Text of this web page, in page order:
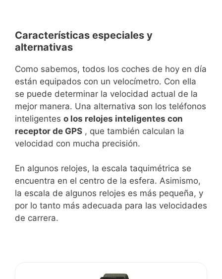
Características especiales y
alternativas
Como sabemos, todos los coches de hoy en día
están equipados con un velocímetro. Con ella
se puede determinar la velocidad actual de la
mejor manera. Una alternativa son los teléfonos
inteligentes o los relojes inteligentes con
receptor de GPS , que también calculan la
velocidad con mucha precisión.
En algunos relojes, la escala taquimétrica se
encuentra en el centro de la esfera. Asimismo,
la escala de algunos relojes es más pequeña, y
por lo tanto más adecuada para las velocidades
de carrera.